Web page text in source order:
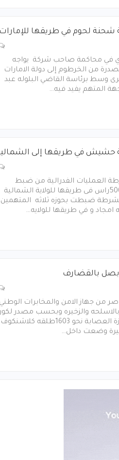
لحوم في طريقها
في محاكمة صاحب شركة يواجه
من الخرطوم إلى دولة الامارات
وسط برئاسة القاضي البلوله عبد
المتهم يفيد فيه…
حشيش في طريقها إلى
العمليات الفدرالية من ضبط
50رطل من الحشيش تحتوى على 500راس فى طريقها للولاية الشمالية
ضبطت بحوزه ثلاثه المتهمين
و في طريقها للولايه…
بصل بالقضارف
من جهاز الامن والمخابرات
والزخيره وبحسب مصدر
سودانية ان السلطات ضبطت بحوزة العصابة نحو 1603طلقه كلاشنكوف
وضعت داخل…